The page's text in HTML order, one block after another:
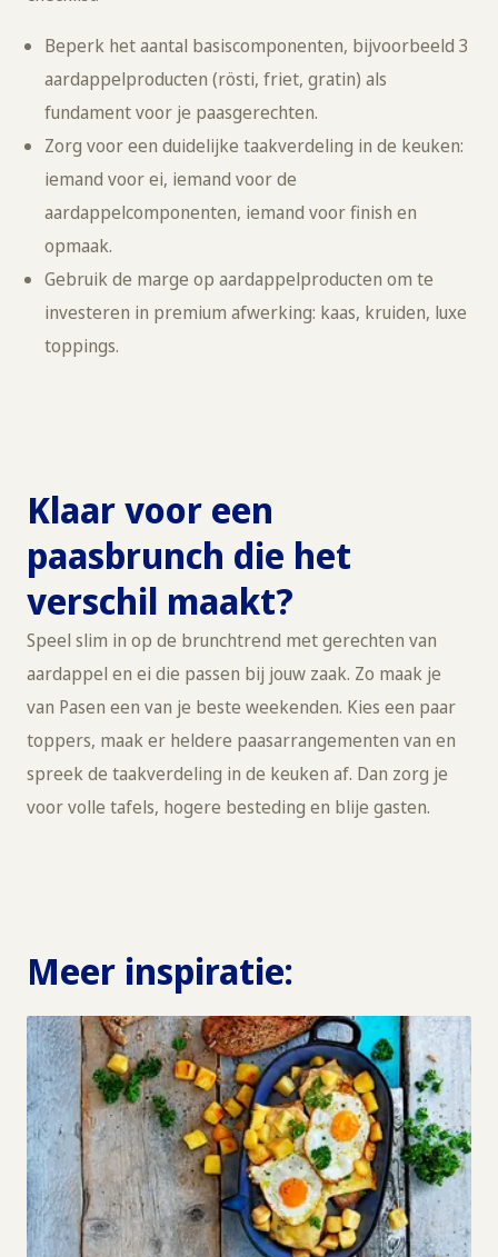
Beperk het aantal basiscomponenten, bijvoorbeeld 3
aardappelproducten (rösti, friet, gratin) als
fundament voor je paasgerechten.
Zorg voor een duidelijke taakverdeling in de keuken:
iemand voor ei, iemand voor de
aardappelcomponenten, iemand voor finish en
opmaak.
Gebruik de marge op aardappelproducten om te
investeren in premium afwerking: kaas, kruiden, luxe
toppings.
Klaar voor een
paasbrunch die het
verschil maakt?
Speel slim in op de brunchtrend met gerechten van
aardappel en ei die passen bij jouw zaak. Zo maak je
van Pasen een van je beste weekenden. Kies een paar
toppers, maak er heldere paasarrangementen van en
spreek de taakverdeling in de keuken af. Dan zorg je
voor volle tafels, hogere besteding en blije gasten.
Meer inspiratie: